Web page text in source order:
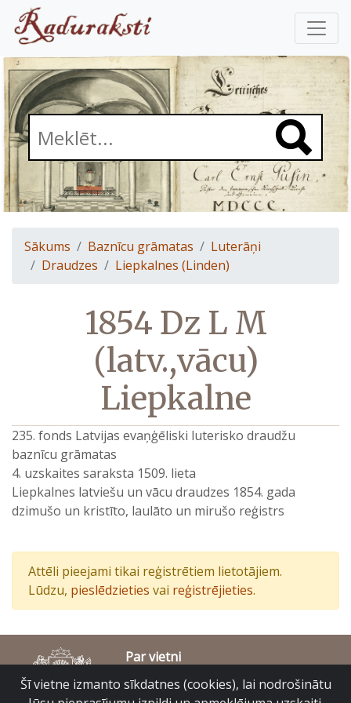
Sākums Baznīcu grāmatas
Luterāņi
Draudzes
Liepkalnes (Linden)
1854 Dz L M
(latv.,vācu)
Liepkalne
235. fonds Latvijas evaņģēliski luterisko draudžu
baznīcu grāmatas
4. uzskaites saraksta 1509. lieta
Liepkalnes latviešu un vācu draudzes 1854. gada
dzimušo un kristīto, laulāto un mirušo reģistrs
Attēli pieejami tikai reģistrētiem lietotājiem.
Lūdzu, pieslēdzieties vai reģistrējieties.
Par vietni
Piekļūstamības paziņojums
© Latvijas Valsts vēstures arhīvs 2007-2026
Šī vietne izmanto sīkdatnes (cookies), lai nodrošinātu